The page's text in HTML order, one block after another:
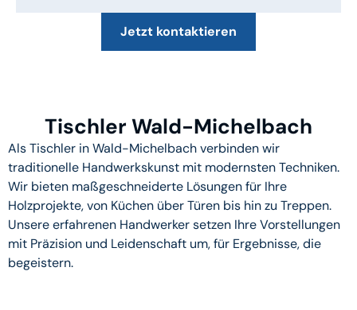
Jetzt kontaktieren
Tischler Wald-Michelbach
Als Tischler in Wald-Michelbach verbinden wir
traditionelle Handwerkskunst mit modernsten Techniken.
Wir bieten maßgeschneiderte Lösungen für Ihre
Holzprojekte, von Küchen über Türen bis hin zu Treppen.
Unsere erfahrenen Handwerker setzen Ihre Vorstellungen
mit Präzision und Leidenschaft um, für Ergebnisse, die
begeistern.